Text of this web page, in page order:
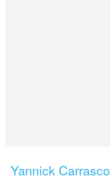
Yannick Carrasco